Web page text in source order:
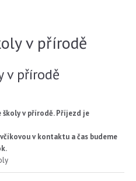
v přírodě
v přírodě
školy v přírodě. Příjezd je
v kontaktu a čas budeme